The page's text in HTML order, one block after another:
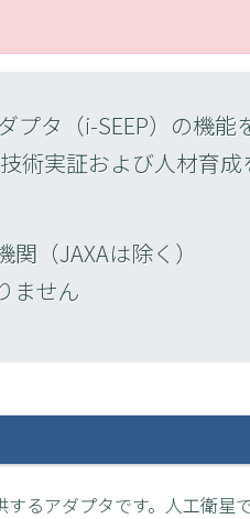
プタ（i-SEEP）の機
術実証および人材育
（JAXAは除く）
ません
るアダプタです。人工衛星